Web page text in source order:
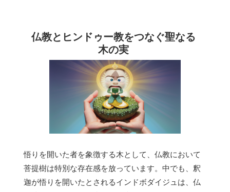
仏教とヒンドゥー教をつなぐ聖なる
木の実
悟りを開いた者を象徴する木として、仏教において
菩提樹は特別な存在感を放っています。中でも、釈
迦が悟りを開いたとされるインドボダイジュは、仏